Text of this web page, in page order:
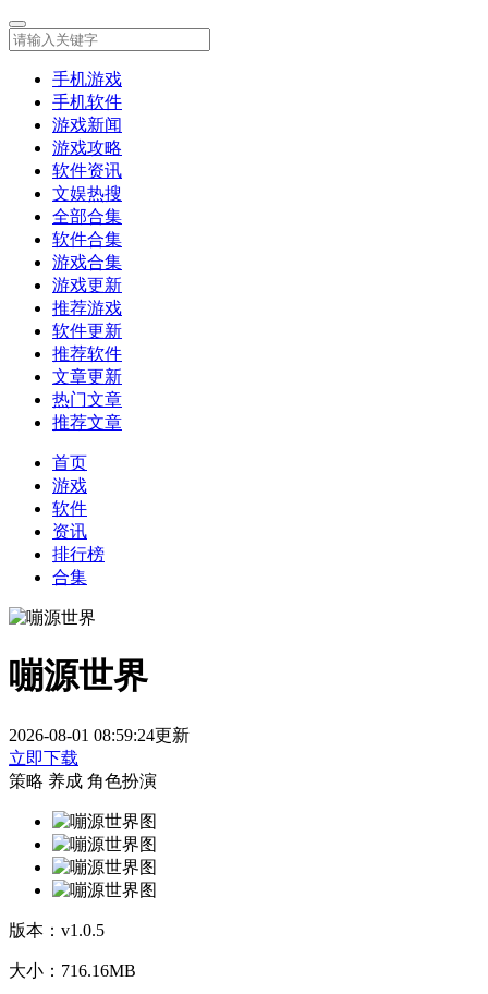
手机游戏
手机软件
游戏新闻
游戏攻略
软件资讯
文娱热搜
全部合集
软件合集
游戏合集
游戏更新
推荐游戏
软件更新
推荐软件
文章更新
热门文章
推荐文章
首页
游戏
软件
资讯
排行榜
合集
嘣源世界
2026-08-01 08:59:24更新
立即下载
策略 养成 角色扮演
版本： v1.0.5
大小： 716.16MB